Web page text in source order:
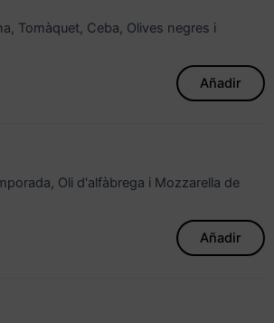
Tomàquet, Ceba, Olives negres i
Añadir
Oli d'alfàbrega i Mozzarella de
Añadir